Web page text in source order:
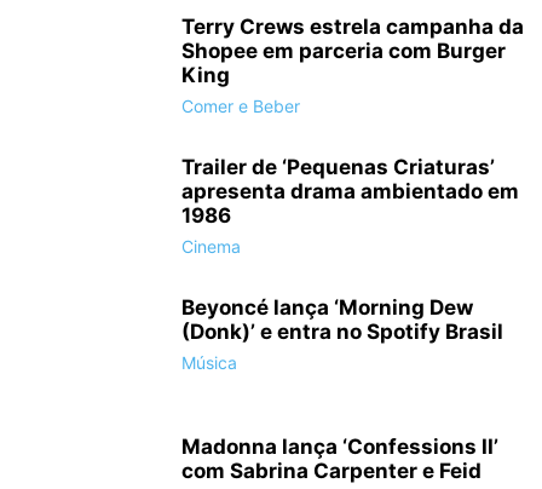
Terry Crews estrela campanha da
Shopee em parceria com Burger
King
Comer e Beber
Trailer de ‘Pequenas Criaturas’
apresenta drama ambientado em
1986
Cinema
Beyoncé lança ‘Morning Dew
(Donk)’ e entra no Spotify Brasil
Música
Madonna lança ‘Confessions II’
com Sabrina Carpenter e Feid